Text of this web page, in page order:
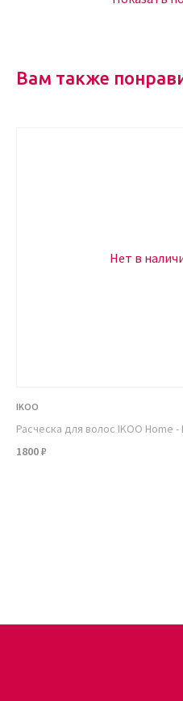
оснащена внутренним
Где купить
самыми требовательными к
поиски необычного полезного
Вам также
Нет в
IKOO
Расческа для волос IKOO Home
1800 ₽